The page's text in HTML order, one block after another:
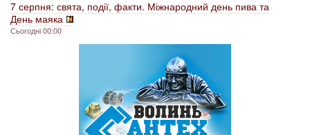
7 серпня: свята, події, факти. Міжнародний день пива та
День маяка
Сьогодні 00:00